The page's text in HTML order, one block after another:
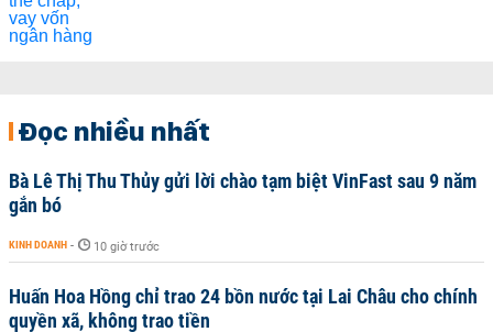
Đọc nhiều nhất
Bà Lê Thị Thu Thủy gửi lời chào tạm biệt VinFast sau 9 năm
gắn bó
KINH DOANH - 10 giờ trước
Huấn Hoa Hồng chỉ trao 24 bồn nước tại Lai Châu cho chính
quyền xã, không trao tiền